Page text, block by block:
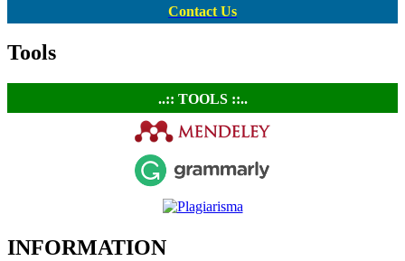
Contact Us
Tools
..:: TOOLS ::..
INFORMATION